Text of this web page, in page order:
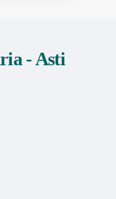
- Asti